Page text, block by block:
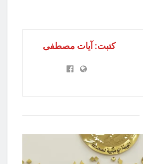
كتبت: آيات مصطفى